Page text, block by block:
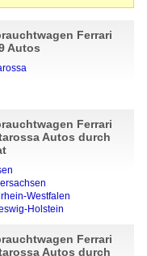
Ferrari
Autos
Ferrari
Autos durch
Westfalen
Holstein
Ferrari
Autos durch